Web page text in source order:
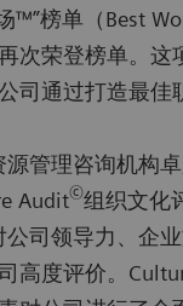
榜单（Best
次荣登榜单。
通过打造最佳
管理咨询机构
Audit©组织文化
司领导力、企
高度评价。